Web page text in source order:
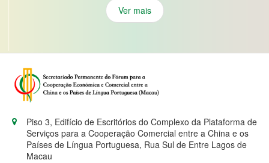
Ver mais
Piso 3, Edifício de Escritórios do Complexo da Plataforma de
Serviços para a Cooperação Comercial entre a China e os
Países de Língua Portuguesa, Rua Sul de Entre Lagos de
Macau